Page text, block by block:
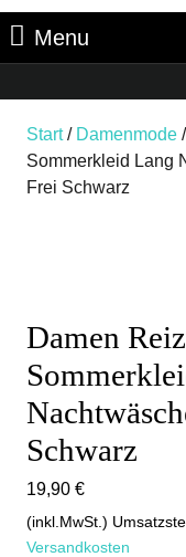
Menu
Start/ Damenmode
Sommerkleid Lang
Frei Schwarz
Damen
Schwarz
19,90 €
(inkl.MwSt.)
Versandkosten